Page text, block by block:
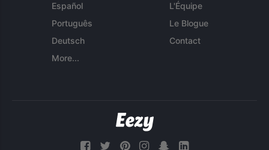
Español
Português
Deutsch
More...
L'Équipe
Le Blogue
Contact